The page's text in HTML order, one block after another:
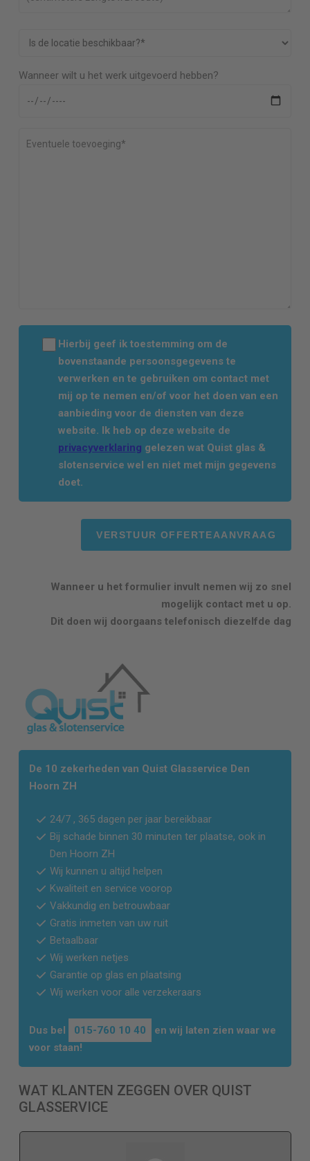
Wanneer wilt u het werk uitgevoerd hebben?
Hierbij geef ik toestemming om de
bovenstaande persoonsgegevens te
verwerken en te gebruiken om contact met
mij op te nemen en/of voor het doen van een
aanbieding voor de diensten van deze
website. Ik heb op deze website de
privacyverklaring gelezen wat Quist glas &
slotenservice wel en niet met mijn gegevens
doet.
Wanneer u het formulier invult nemen wij zo snel
mogelijk contact met u op.
Dit doen wij doorgaans telefonisch diezelfde dag
De 10 zekerheden van Quist Glasservice Den
Hoorn ZH
24/7 , 365 dagen per jaar bereikbaar
Bij schade binnen 30 minuten ter plaatse, ook in
Den Hoorn ZH
Wij kunnen u altijd helpen
Kwaliteit en service voorop
Vakkundig en betrouwbaar
Gratis inmeten van uw ruit
Betaalbaar
Wij werken netjes
Garantie op glas en plaatsing
Wij werken voor alle verzekeraars
Dus bel 015-760 10 40
en wij laten zien waar we
voor staan!
WAT KLANTEN ZEGGEN OVER QUIST
GLASSERVICE